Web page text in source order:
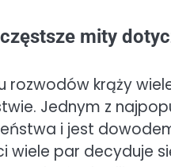
mity
rozwodów krąży
Jednym z
i jest
wiele par decyduje